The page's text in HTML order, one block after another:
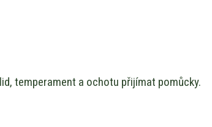
temperament a ochotu přijímat pomůcky.